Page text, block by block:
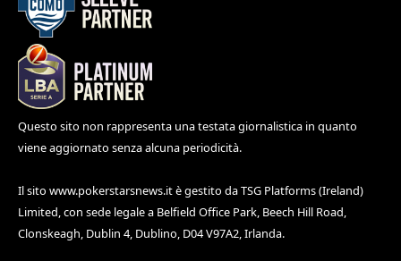
Questo sito non rappresenta una testata giornalistica in quanto
viene aggiornato senza alcuna periodicità.
Il sito www.pokerstarsnews.itè gestito da TSG Platforms (Ireland)
Limited, con sede legale a Belfield Office Park, Beech Hill Road,
Clonskeagh, Dublin 4, Dublino, D04 V97A2, Irlanda.